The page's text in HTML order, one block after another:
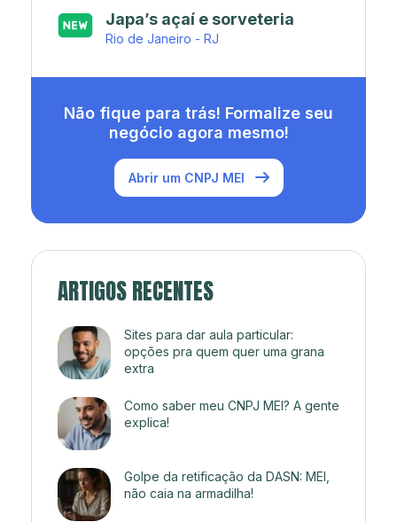
Japa’s açaí e sorveteria
Rio de Janeiro - RJ
Não fique para trás! Formalize seu
negócio agora mesmo!
Abrir um CNPJ MEI
ARTIGOS RECENTES
Sites para dar aula particular:
opções pra quem quer uma grana
extra
Como saber meu CNPJ MEI? A gente
explica!
Golpe da retificação da DASN: MEI,
não caia na armadilha!